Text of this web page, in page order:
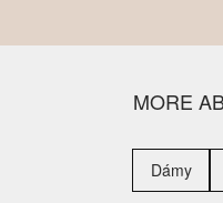
MORE
Dámy